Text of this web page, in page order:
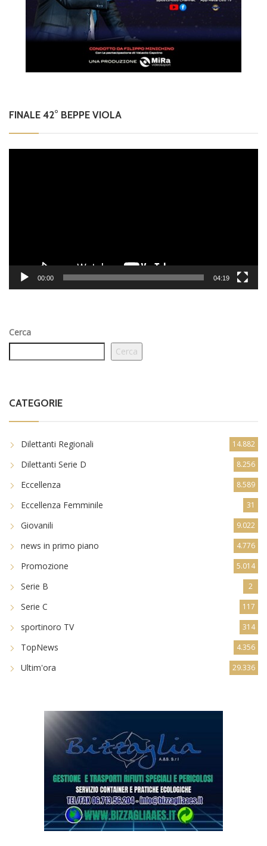
FINALE 42° BEPPE VIOLA
00:00 04:19
Cerca
Cerca
CATEGORIE
Dilettanti Regionali 14.882
Dilettanti Serie D 8.256
Eccellenza 8.589
Eccellenza Femminile 31
Giovanili 9.022
news in primo piano 4.776
Promozione 5.014
Serie B 2
Serie C 117
sportinoro TV 314
TopNews 4.356
Ultim'ora 29.336